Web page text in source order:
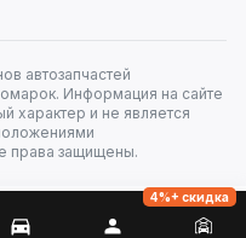
автозапчастей
Информация на сайте
характер и не является
права защищены.
4%+ скидка